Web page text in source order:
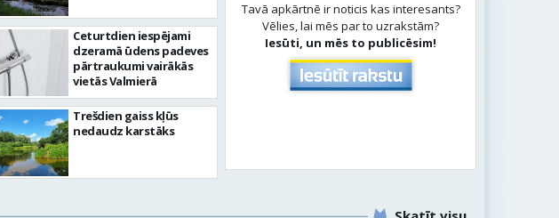
Ceturtdien iespējami
dzeramā ūdens padeves
pārtraukumi vairākās
vietās Valmierā
Trešdien gaiss kļūs
nedaudz karstāks
Tavā apkārtnē ir noticis kas interesants?
Vēlies, lai mēs par to uzrakstām?
Iesūti, un mēs to publicēsim!